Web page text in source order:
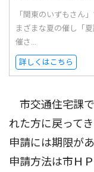
「関東のいずもさん
まざまな夏の催し「
催さ...
詳しくはこちら
市交通住宅課
れた方に戻って
申請には期限が
申請方法は市Ｈ